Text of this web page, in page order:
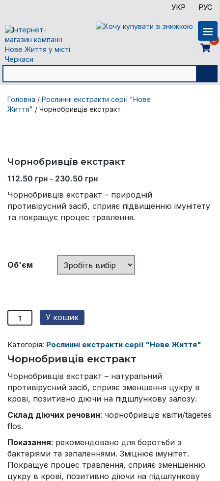
УКР РУС
0
Головна / Рослинні екстракти серії "Нове
Життя" / Чорнобривців екстракт
Чорнобривців екстракт
112.50 грн – 230.50 грн
Чорнобривців екстракт – природній
противірусний засіб, сприяє підвищенню імунітету
та покращує процес травлення.
Об'єм
Чорнобривців
екстракт
У кошик
Категорія: Рослинні екстракти серії "Нове Життя"
Чорнобривців екстракт
Чорнобривців екстракт – натуральний
противірусний засіб, сприяє зменшення цукру в
крові, позитивно діючи на підшлункову залозу.
Склад діючих речовин: чорнобривців квіти/tagetes
flos.
Показання: рекомендовано для боротьби з
бактеріями та запаленнями. Зміцнює імунітет.
Покращує процес травлення, сприяє зменшенню
цукру в крові, позитивно діючи на підшлункову